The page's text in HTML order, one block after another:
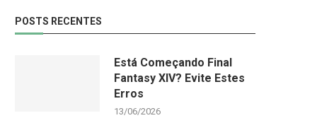
POSTS RECENTES
Está Começando Final
Fantasy XIV? Evite Estes
Erros
13/06/2026